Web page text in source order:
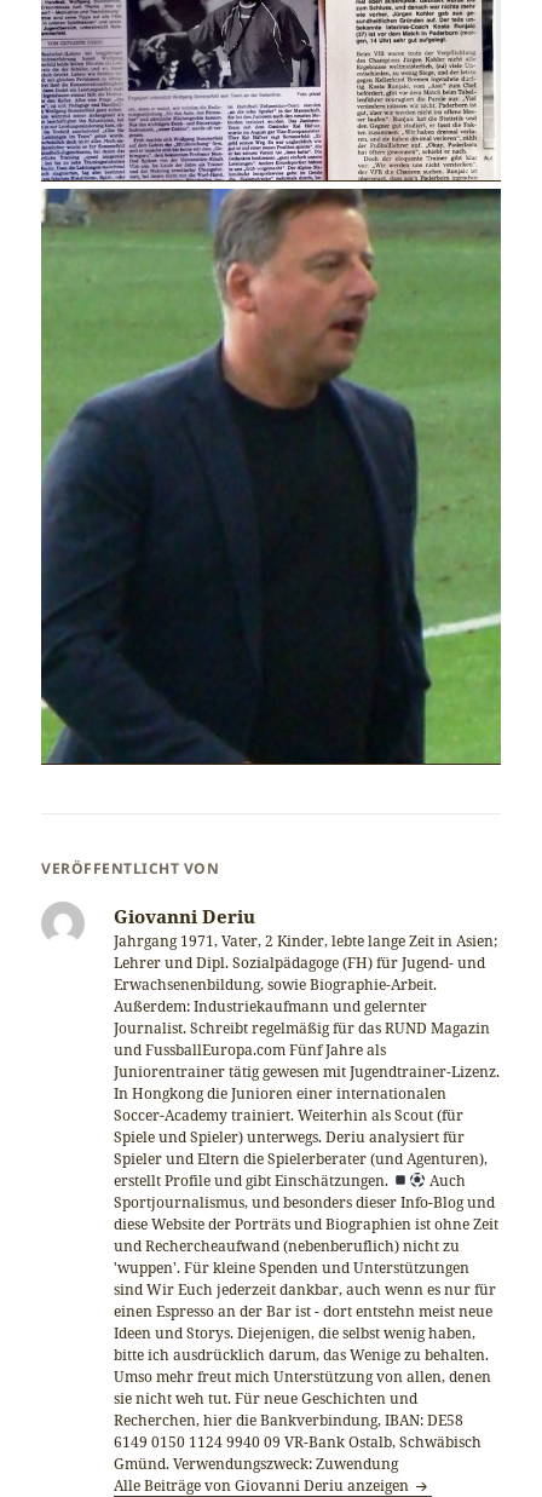
VERÖFFENTLICHT VON
Giovanni Deriu
Jahrgang 1971, Vater, 2 Kinder, lebte lange Zeit in Asien;
Lehrer und Dipl. Sozialpädagoge (FH) für Jugend- und
Erwachsenenbildung, sowie Biographie-Arbeit.
Außerdem: Industriekaufmann und gelernter
Journalist. Schreibt regelmäßig für das RUND Magazin
und FussballEuropa.com Fünf Jahre als
Juniorentrainer tätig gewesen mit Jugendtrainer-Lizenz.
In Hongkong die Junioren einer internationalen
Soccer-Academy trainiert. Weiterhin als Scout (für
Spiele und Spieler) unterwegs. Deriu analysiert für
Spieler und Eltern die Spielerberater (und Agenturen),
erstellt Profile und gibt Einschätzungen.
Auch
Sportjournalismus, und besonders dieser Info-Blog und
diese Website der Porträts und Biographien ist ohne Zeit
und Rechercheaufwand (nebenberuflich) nicht zu
'wuppen'. Für kleine Spenden und Unterstützungen
sind Wir Euch jederzeit dankbar, auch wenn es nur für
einen Espresso an der Bar ist - dort entstehn meist neue
Ideen und Storys. Diejenigen, die selbst wenig haben,
bitte ich ausdrücklich darum, das Wenige zu behalten.
Umso mehr freut mich Unterstützung von allen, denen
sie nicht weh tut. Für neue Geschichten und
Recherchen, hier die Bankverbindung, IBAN: DE58
6149 0150 1124 9940 09 VR-Bank Ostalb, Schwäbisch
Gmünd. Verwendungszweck: Zuwendung
Alle Beiträge von Giovanni Deriu anzeigen